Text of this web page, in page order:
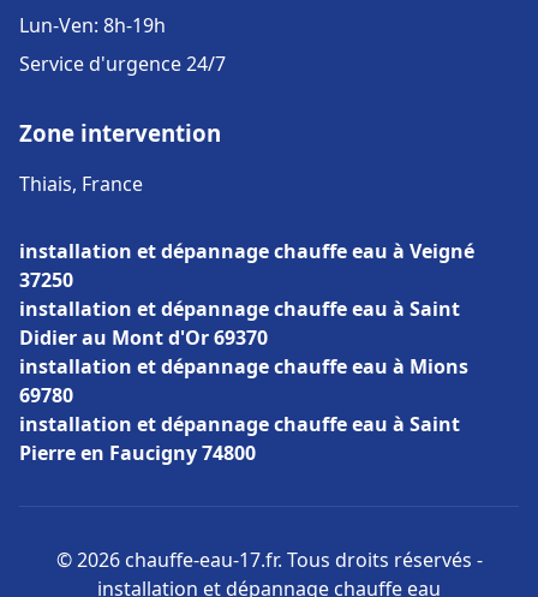
Lun-Ven: 8h-19h
Service d'urgence 24/7
Zone intervention
Thiais, France
installation et dépannage chauffe eau à Veigné
37250
installation et dépannage chauffe eau à Saint
Didier au Mont d'Or 69370
installation et dépannage chauffe eau à Mions
69780
installation et dépannage chauffe eau à Saint
Pierre en Faucigny 74800
© 2026 chauffe-eau-17.fr. Tous droits réservés -
installation et dépannage chauffe eau